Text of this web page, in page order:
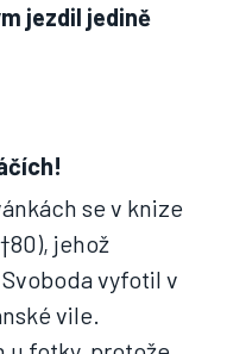
jezdil jedině
se v knize
jehož
vyfotil v
vile.